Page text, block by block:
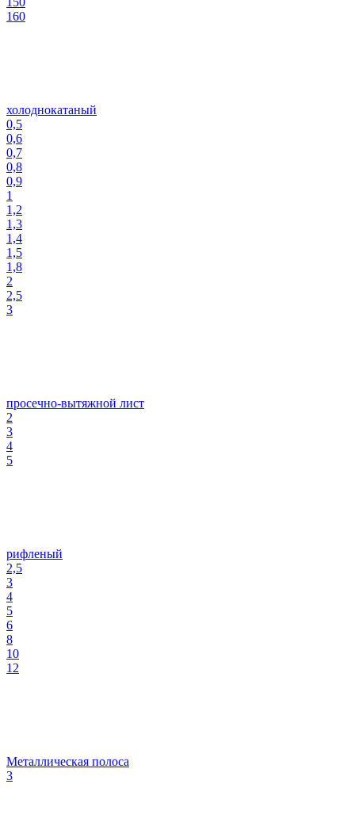
160
холоднокатаный
0,5
0,6
0,7
0,8
0,9
1
1,2
1,3
1,4
1,5
1,8
2
2,5
3
просечно-вытяжной лист
2
3
4
5
рифленый
2,5
3
4
5
6
8
10
12
Металлическая полоса
3